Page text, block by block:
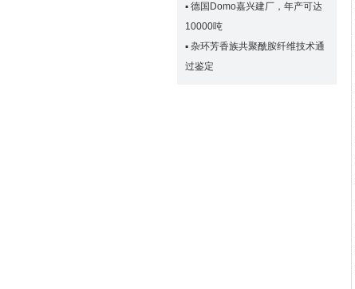
▪ 德国Domo嘉兴建厂，年产可达
10000吨
▪ 杂环芳香族共聚酰胺纤维技术通
过鉴定